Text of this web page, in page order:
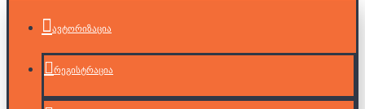
ავტორიზაცია
რეგისტრაცია